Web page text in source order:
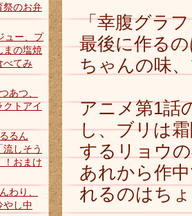
「幸腹グラ
最後に作る
ちゃんの味
アニメ第1話
し、ブリは
するリョウ
あれから作
れるのはち
祭のお弁
ュー、プ
まの塩焼
べてみ
あつ、
クトアイ
るん
しそう
おまけ
わり、
やし中